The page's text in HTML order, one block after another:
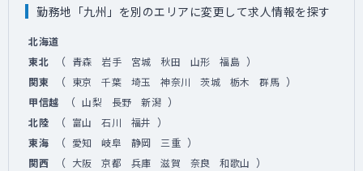
勤務地「九州」を別のエリアに変更して求人情報を探す
北海道
東北
（ 青森 岩手 宮城 秋田 山形 福島 ）
関東 （ 東京 千葉 埼玉 神奈川 茨城 栃木 群馬 ）
甲信越 （ 山梨 長野 新潟 ）
北陸 （ 富山 石川 福井 ）
東海 （ 愛知 岐阜 静岡 三重 ）
関西 （ 大阪 京都 兵庫 滋賀 奈良 和歌山 ）